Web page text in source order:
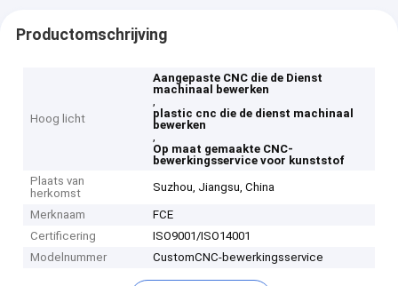
Productomschrijving
Hoog licht
Aangepaste CNC die de Dienst
machinaal bewerken
,
plastic cnc die de dienst machinaal
bewerken
,
Op maat gemaakte CNC-
bewerkingsservice voor kunststof
Plaats van
herkomst
Suzhou, Jiangsu, China
Merknaam
FCE
Certificering
ISO9001/ISO14001
Modelnummer
CustomCNC-bewerkingsservice